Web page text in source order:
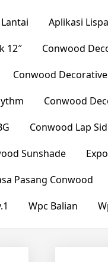
Aplikasi
12″
Conwood
Conwood
Conwood
Conwood Lap
Sunshade
Pasang Conwood
Wpc Balian